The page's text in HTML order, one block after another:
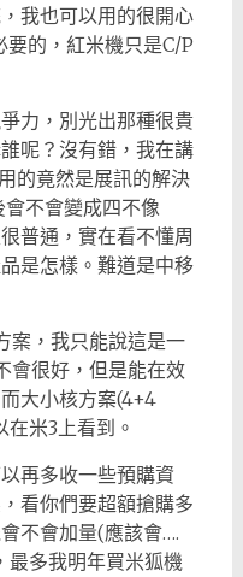
我也可以用的很開心
的，紅米機只是C/P
力，別光出那種很貴
呢？沒有錯，我在講
的竟然是展訊的解決
不會變成四不像
普通，實在看不懂周
是怎樣。難道是中移
案，我只能說這是一
會很好，但是能在效
大小核方案(4+4
米3上看到。
再多收一些預購資
看你們要超額搶購多
不會加量(應該會….
最多我明年買米狐機